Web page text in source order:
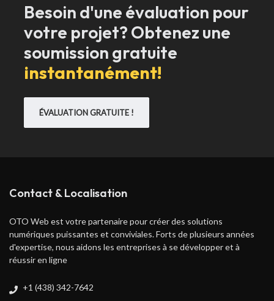
Besoin d'une évaluation pour
votre projet? Obtenez une
soumission gratuite
instantanément!
ÉVALUATION GRATUITE !
Contact & Localisation
OTO Web est votre partenaire pour créer des solutions
numériques puissantes et conviviales. Forts de plusieurs années
d'expertise, nous aidons les entreprises à se développer et à
réussir en ligne
+1 (438) 342-7642